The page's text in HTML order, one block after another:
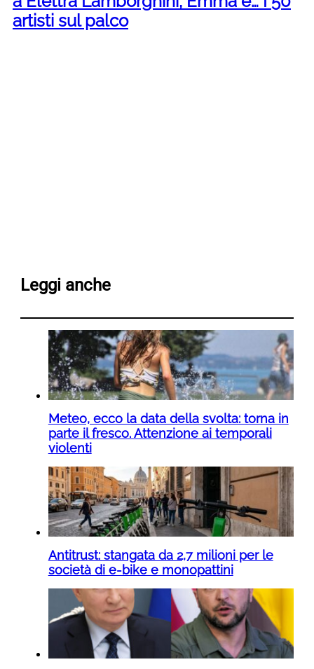
artisti sul palco
Leggi anche
Meteo, ecco la data della svolta: torna in
parte il fresco. Attenzione ai temporali
violenti
Antitrust: stangata da 2,7 milioni per le
società di e-bike e monopattini